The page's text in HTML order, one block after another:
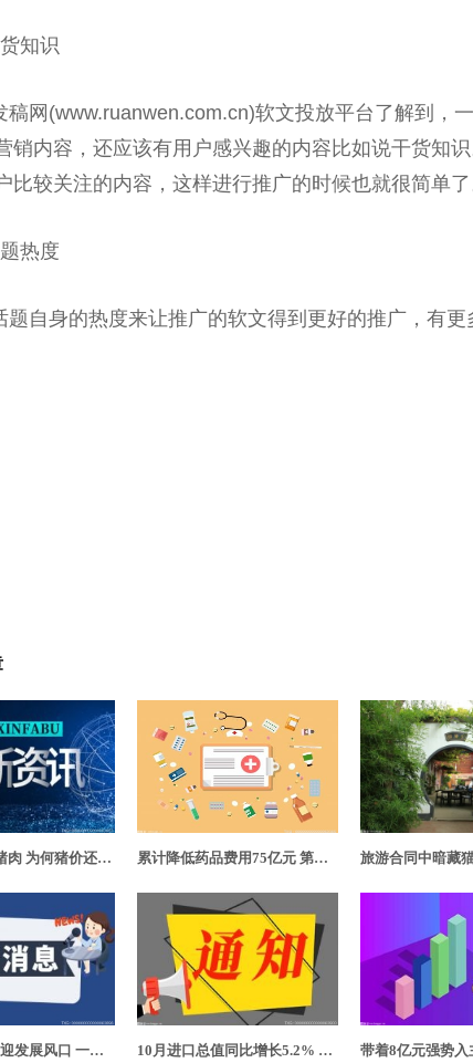
知识
稿网(www.ruanwen.com.cn)软文投放平台了解到，
销内容，还应该有用户感兴趣的内容比如说干货知
比较关注的内容，这样进行推广的时候也就很简单了
热度
题自身的热度来让推广的软文得到更好的推广，有
投放7批储备猪肉 为何猪价还是处在较高位置? 累计降低药品费用75亿元 第七批集采预计于11月在北京市执行
户外运动产业迎发展风口 一幅“五区三带”空间布局拉开大幕 10月进口总值同比增长5.2% 扩大进口只是提供中国大市场吗？